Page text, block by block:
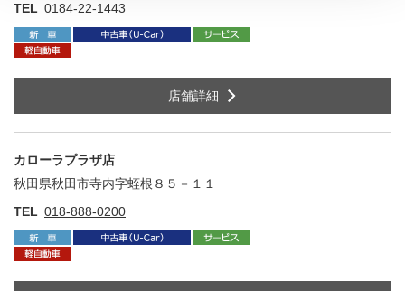
TEL 0184-22-1443
店舗詳細
カローラプラザ店
秋田県秋田市寺内字蛭根８５－１１
TEL 018-888-0200